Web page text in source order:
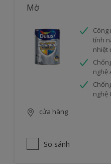
Mờ
Công
tính
nhiệt
nghệ
nghệ
cửa hàng
So sánh